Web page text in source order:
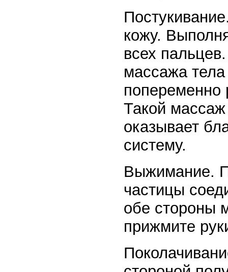
кожу.
всех
массажа тела
попеременно
Такой массаж
оказывает
систему.
Выжимание.
частицы
обе стороны
прижмите